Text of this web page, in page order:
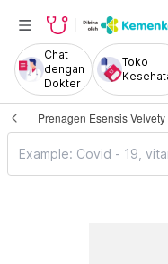
Chat
dengan
Dokter
Toko
Prenagen Esensis